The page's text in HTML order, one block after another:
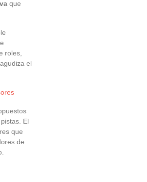
que
roles,
el
El
que
de